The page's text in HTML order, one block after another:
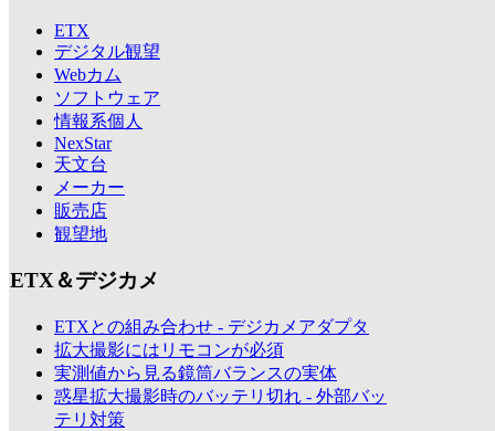
ETX
デジタル観望
Webカム
ソフトウェア
情報系個人
NexStar
天文台
メーカー
販売店
観望地
ETX＆デジカメ
ETXとの組み合わせ - デジカメアダプタ
拡大撮影にはリモコンが必須
実測値から見る鏡筒バランスの実体
惑星拡大撮影時のバッテリ切れ - 外部バッ
テリ対策